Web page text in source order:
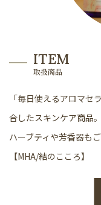
ITEM
取扱商品
「毎日使えるアロマ
合したスキンケア商品。
ハーブティや芳香器もご
【MHA/結のこころ】